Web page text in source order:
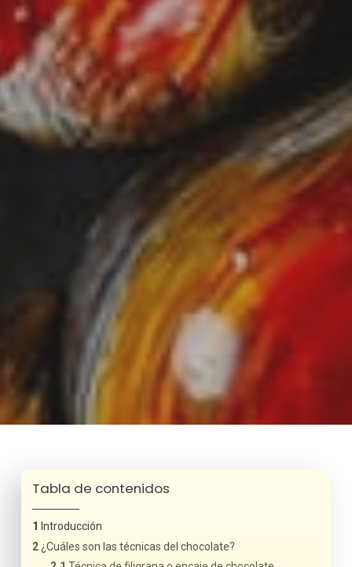
Tabla de contenidos
Introducción
¿Cuáles son las técnicas del chocolate?